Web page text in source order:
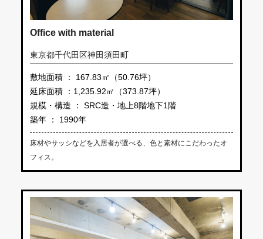
Office with material
東京都千代田区神田須田町
敷地面積 ： 167.83㎡（50.76坪）
延床面積 ：1,235.92㎡（373.87坪）
規模・構造 ： SRC造・地上8階地下1階
築年 ： 1990年
床材やサッシなどを入居者が選べる、色と素材にこだわったオ
フィス。